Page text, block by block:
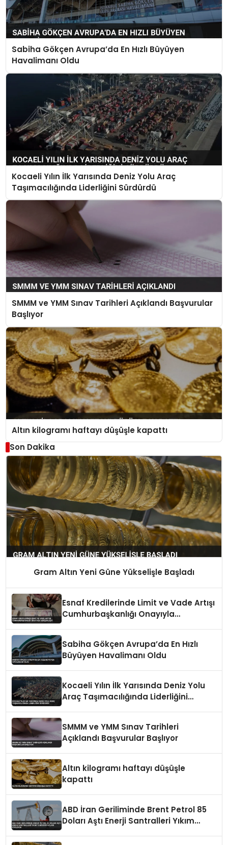
Sabiha Gökçen Avrupa’da En Hızlı Büyüyen
Havalimanı Oldu
Kocaeli Yılın İlk Yarısında Deniz Yolu Araç
Taşımacılığında Liderliğini Sürdürdü
SMMM ve YMM Sınav Tarihleri Açıklandı Başvurular
Başlıyor
Altın kilogramı haftayı düşüşle kapattı
Son Dakika
Gram Altın Yeni Güne Yükselişle Başladı
Esnaf Kredilerinde Limit ve Vade Artışı
Cumhurbaşkanlığı Onayıyla
Sabiha Gökçen Avrupa’da En Hızlı
Büyüyen Havalimanı Oldu
Kocaeli Yılın İlk Yarısında Deniz Yolu
Araç Taşımacılığında Liderliğini
SMMM ve YMM Sınav Tarihleri
Açıklandı Başvurular Başlıyor
Altın kilogramı haftayı düşüşle
kapattı
ABD İran Geriliminde Brent Petrol 85
Doları Aştı Enerji Santralleri Yıkım